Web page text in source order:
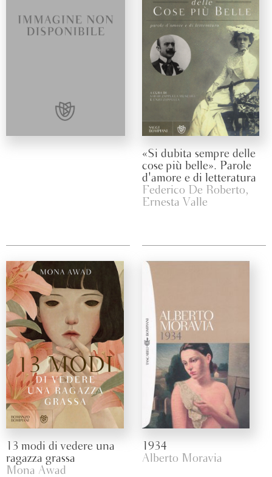
«Si dubita sempre delle
cose più belle». Parole
d'amore e di letteratura
Federico De Roberto,
Ernesta Valle
13 modi di vedere una
ragazza grassa
Mona Awad
1934
Alberto Moravia